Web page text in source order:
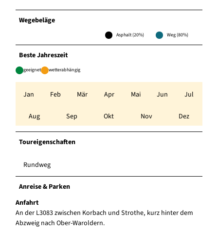
Wegebeläge
Asphalt (20%) Weg (80%)
Beste Jahreszeit
geeignet wetterabhängig
Jan Feb Mär Apr Mai Jun Jul
Aug Sep Okt Nov Dez
Toureigenschaften
Rundweg
Anreise & Parken
Anfahrt
An der L3083 zwischen Korbach und Strothe, kurz hinter dem
Abzweig nach Ober-Waroldern.